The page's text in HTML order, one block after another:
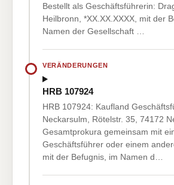
Bestellt als Geschäftsführerin:
Heilbronn, *XX.XX.XXXX, mit der
Namen der Gesellschaft …
VERÄNDERUNGEN
HRB 107924
HRB 107924: Kaufland
Neckarsulm, Rötelstr. 35, 74172
Gesamtprokura gemeinsam mit
Geschäftsführer oder einem
mit der Befugnis, im Namen d…